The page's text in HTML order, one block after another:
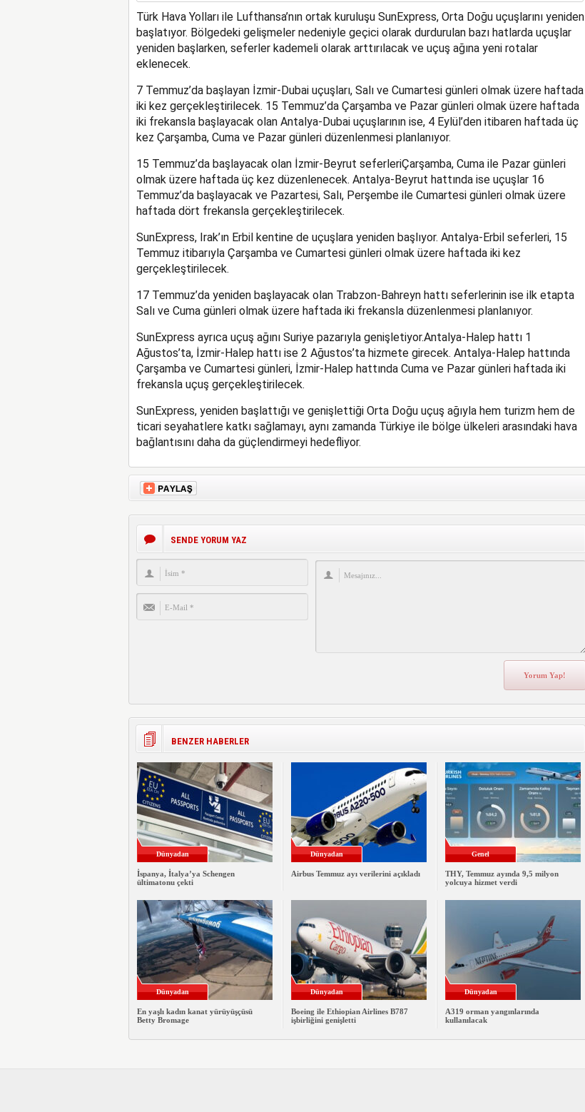
Türk Hava Yolları ile Lufthansa’nın ortak kuruluşu SunExpress, Orta Doğu uçuşlarını yeniden
başlatıyor. Bölgedeki gelişmeler nedeniyle geçici olarak durdurulan bazı hatlarda uçuşlar
yeniden başlarken, seferler kademeli olarak arttırılacak ve uçuş ağına yeni rotalar
eklenecek.
7 Temmuz’da başlayan İzmir-Dubai uçuşları, Salı ve Cumartesi günleri olmak üzere haftada
iki kez gerçekleştirilecek. 15 Temmuz’da Çarşamba ve Pazar günleri olmak üzere haftada
iki frekansla başlayacak olan Antalya-Dubai uçuşlarınınise, 4 Eylül’den itibaren haftada üç
kez Çarşamba, Cuma ve Pazar günleri düzenlenmesi planlanıyor.
15 Temmuz’da başlayacak olan İzmir-Beyrut seferleriÇarşamba, Cuma ile Pazar günleri
olmak üzere haftada üç kez düzenlenecek. Antalya-Beyrut hattında ise uçuşlar 16
Temmuz’da başlayacak ve Pazartesi, Salı, Perşembe ile Cumartesi günleri olmak üzere
haftada dört frekansla gerçekleştirilecek.
SunExpress, Irak’ın Erbil kentine de uçuşlara yeniden başlıyor. Antalya-Erbil seferleri,15
Temmuz itibarıyla Çarşamba ve Cumartesi günleri olmak üzere haftada iki kez
gerçekleştirilecek.
17 Temmuz’da yeniden başlayacak olan Trabzon-Bahreyn hattı seferlerinin ise ilk etapta
Salı ve Cuma günleri olmak üzere haftada iki frekansla düzenlenmesi planlanıyor.
SunExpress ayrıca uçuş ağını Suriye pazarıyla genişletiyor.Antalya-Halep hattı 1
Ağustos’ta, İzmir-Halep hattı ise 2 Ağustos’ta hizmete girecek. Antalya-Halep hattında
Çarşamba ve Cumartesi günleri, İzmir-Halep hattında Cuma ve Pazar günleri haftada iki
frekansla uçuş gerçekleştirilecek.
SunExpress, yeniden başlattığı ve genişlettiği Orta Doğu uçuş ağıyla hem turizm hem de
ticari seyahatlere katkı sağlamayı, aynı zamanda Türkiye ile bölge ülkeleri arasındaki hava
bağlantısını daha da güçlendirmeyi hedefliyor.
SENDE YORUM YAZ
BENZER HABERLER
Dünyadan
İspanya, İtalya’ya Schengen
ültimatonu çekti
Dünyadan
Airbus Temmuz ayı verilerini açıkladı
Genel
THY, Temmuz ayında 9,5 milyon
yolcuya hizmet verdi
Dünyadan
En yaşlı kadın kanat yürüyüşçüsü
Betty Bromage
Dünyadan
Boeing ile Ethiopian Airlines B787
işbirliğini genişletti
Dünyadan
A319 orman yangınlarında
kullanılacak